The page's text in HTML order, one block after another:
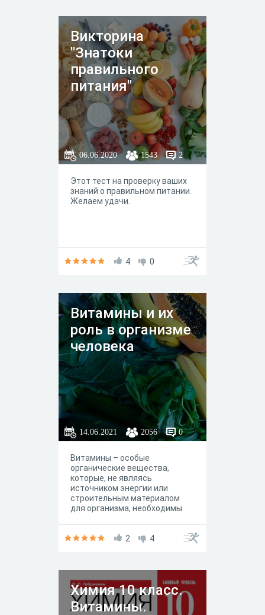
Викторина
"Знатоки
правильного
питания"
06.06.2020 1543 2
Этот тест на проверку ваших
знаний о правильном питании.
Желаем удачи.
4 0
Витамины и их
роль в организме
человека
14.06.2021 2056 0
Витамины – особые
органические вещества,
которые, не являясь
источником энергии или
строительным материалом
для организма, необходимы
для самого существования).
2 4
Химия 10 класс.
Витамины.